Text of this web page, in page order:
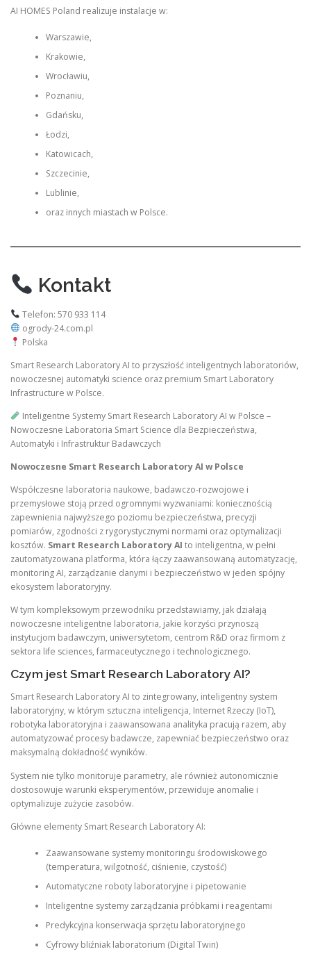
AI HOMES Poland realizuje instalacje w:
Warszawie,
Krakowie,
Wrocławiu,
Poznaniu,
Gdańsku,
Łodzi,
Katowicach,
Szczecinie,
Lublinie,
oraz innych miastach w Polsce.
Kontakt
Telefon: 570 933 114
ogrody-24.com.pl
Polska
Smart Research Laboratory AI to przyszłość inteligentnych laboratoriów,
nowoczesnej automatyki science oraz premium Smart Laboratory
Infrastructure w Polsce.
Inteligentne Systemy Smart Research Laboratory AI w Polsce –
Nowoczesne Laboratoria Smart Science dla Bezpieczeństwa,
Automatyki i Infrastruktur Badawczych
Nowoczesne Smart Research Laboratory AI w Polsce
Współczesne laboratoria naukowe, badawczo-rozwojowe i
przemysłowe stoją przed ogromnymi wyzwaniami: koniecznością
zapewnienia najwyższego poziomu bezpieczeństwa, precyzji
pomiarów, zgodności z rygorystycznymi normami oraz optymalizacji
kosztów. Smart Research Laboratory AI to inteligentna, w pełni
zautomatyzowana platforma, która łączy zaawansowaną automatyzację,
monitoring AI, zarządzanie danymi i bezpieczeństwo w jeden spójny
ekosystem laboratoryjny.
W tym kompleksowym przewodniku przedstawiamy, jak działają
nowoczesne inteligentne laboratoria, jakie korzyści przynoszą
instytucjom badawczym, uniwersytetom, centrom R&D oraz firmom z
sektora life sciences, farmaceutycznego i technologicznego.
Czym jest Smart Research Laboratory AI?
Smart Research Laboratory AI to zintegrowany, inteligentny system
laboratoryjny, w którym sztuczna inteligencja, Internet Rzeczy (IoT),
robotyka laboratoryjna i zaawansowana analityka pracują razem, aby
automatyzować procesy badawcze, zapewniać bezpieczeństwo oraz
maksymalną dokładność wyników.
System nie tylko monitoruje parametry, ale również autonomicznie
dostosowuje warunki eksperymentów, przewiduje anomalie i
optymalizuje zużycie zasobów.
Główne elementy Smart Research Laboratory AI:
Zaawansowane systemy monitoringu środowiskowego
(temperatura, wilgotność, ciśnienie, czystość)
Automatyczne roboty laboratoryjne i pipetowanie
Inteligentne systemy zarządzania próbkami i reagentami
Predykcyjna konserwacja sprzętu laboratoryjnego
Cyfrowy bliźniak laboratorium (Digital Twin)